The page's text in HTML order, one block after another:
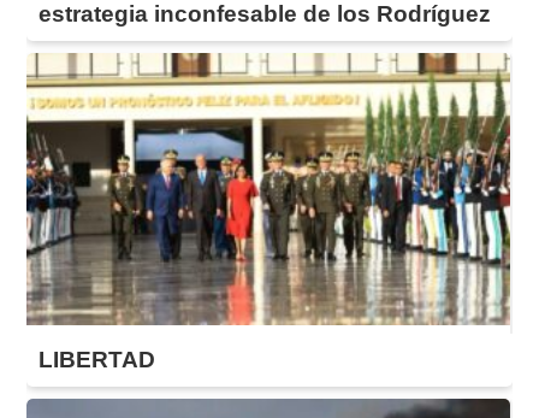
estrategia inconfesable de los Rodríguez
LIBERTAD